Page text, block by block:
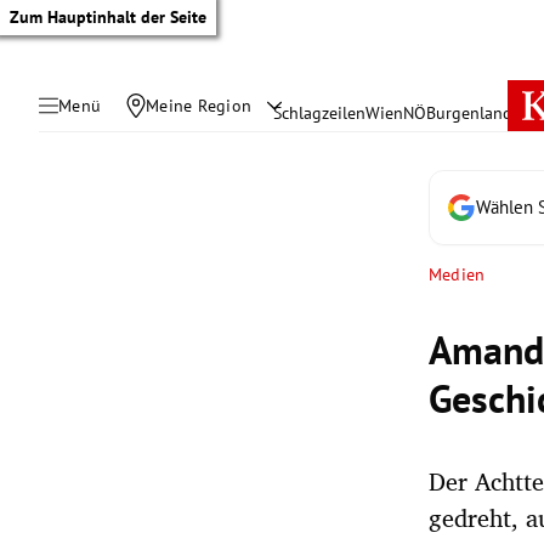
Zum Hauptinhalt der Seite
Menü Meine Region SchlagzeilenWienNÖBurgenland
Wählen
Medien
Der
gedreht,